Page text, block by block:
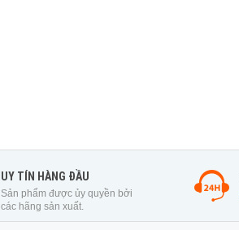
UY TÍN HÀNG ĐẦU
Sản phẩm được ủy quyền bởi
các hãng sản xuất.